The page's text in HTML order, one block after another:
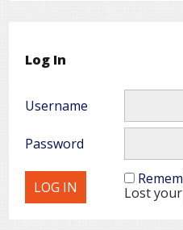
Log In
Username
Password
Lost